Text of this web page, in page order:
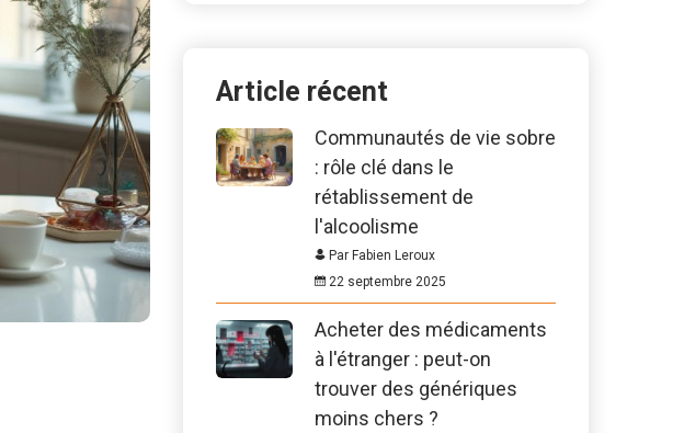
Article récent
Communautés de vie sobre
: rôle clé dans le
rétablissement de
l'alcoolisme
Par Fabien Leroux
22 septembre 2025
Acheter des médicaments
à l'étranger : peut-on
trouver des génériques
moins chers ?